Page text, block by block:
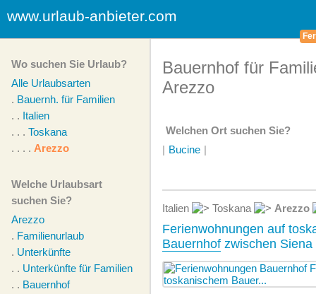
www.urlaub-anbieter.com
Wo suchen Sie Urlaub?
Alle Urlaubsarten
. Bauernh. für Familien
. . Italien
. . . Toskana
. . . . Arezzo
Welche Urlaubsart
suchen Sie?
Arezzo
. Familienurlaub
. Unterkünfte
. . Unterkünfte für Familien
. . Bauernhof
Bauernhof für
Arezzo
Welchen Ort suchen Sie?
| Bucine |
Italien Toskana Arezzo
Ferienwohnungen auf
Bauernhof zwischen